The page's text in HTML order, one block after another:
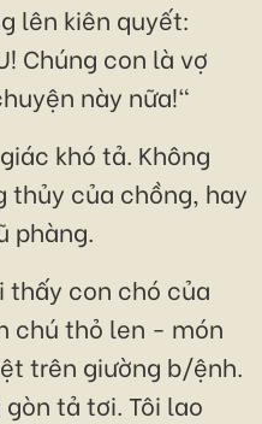
lên kiên quyết:
Chúng con là vợ
này nữa!"
khó tả. Không
thủy của chồng, hay
phàng.
thấy con chó của
chú thỏ len - món
trên giường b/ệnh.
tả tơi. Tôi lao